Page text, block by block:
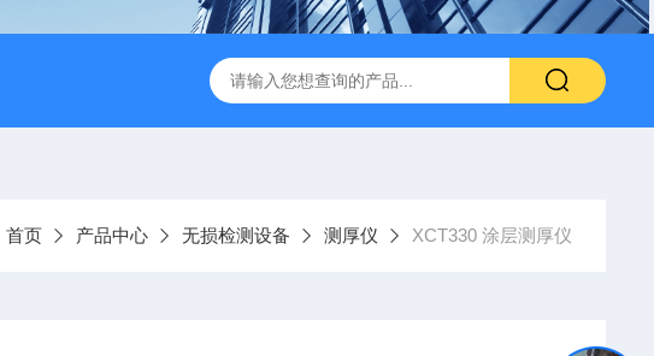
首页 产品中心 无损检测设备 测厚仪 XCT330 涂层测厚仪